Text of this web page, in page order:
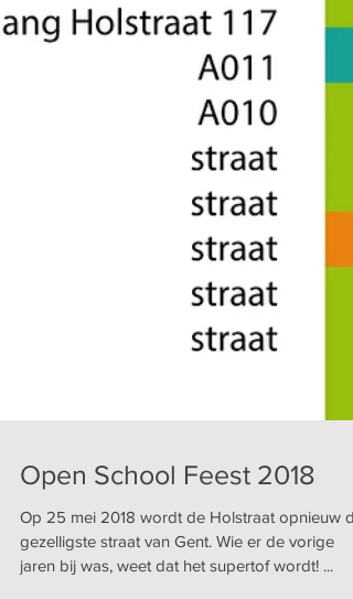
Open School Feest 2018
Op 25 mei 2018 wordt de Holstraat opnieuw
gezelligste straat van Gent. Wie er de vorige